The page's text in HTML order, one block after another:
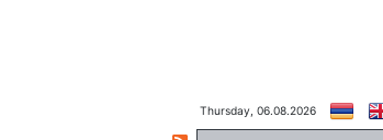
Thursday, 06.08.2026